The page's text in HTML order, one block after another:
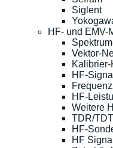
Siglent
HF- und EMV-
Vektor-
Kalibrier-
HF-
HF-
Weitere
TDR/
HF-
HF